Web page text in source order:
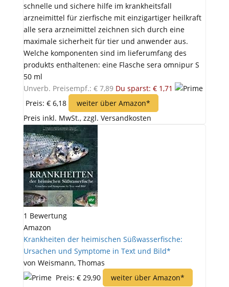
schnelle und sichere hilfe im krankheitsfall
arzneimittel für zierfische mit einzigartiger heilkraft
alle sera arzneimittel zeichnen sich durch eine
maximale sicherheit für tier und anwender aus.
Welche komponenten sind im lieferumfang des
produkts enthaltenen: eine Flasche sera omnipur S
50 ml
Unverb. Preisempf.: € 7,89 Du sparst: € 1,71
Preis: € 6,18
weiter über Amazon*
Preis inkl. MwSt., zzgl. Versandkosten
1 Bewertung
Amazon
Krankheiten der heimischen Süßwasserfische:
Ursachen und Symptome in Text und Bild*
von Weismann, Thomas
Preis: € 29,90
weiter über Amazon*